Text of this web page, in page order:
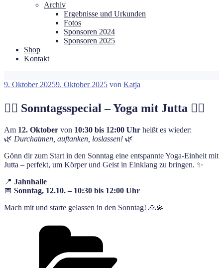
Archiv
Ergebnisse und Urkunden
Fotos
Sponsoren 2024
Sponsoren 2025
Shop
Kontakt
Veröffentlicht
9. Oktober 20259. Oktober 2025 von Katja
🧘‍♀️ Sonntagsspecial – Yoga mit Jutta 🧘‍♀️
Am 12. Oktober von 10:30 bis 12:00 Uhr heißt es wieder:
🌿 Durchatmen, auftanken, loslassen! 🌿
Gönn dir zum Start in den Sonntag eine entspannte Yoga-Einheit mit
Jutta – perfekt, um Körper und Geist in Einklang zu bringen. ✨
📍 Jahnhalle
📅 Sonntag, 12.10. – 10:30 bis 12:00 Uhr
Mach mit und starte gelassen in den Sonntag! 🙏💫